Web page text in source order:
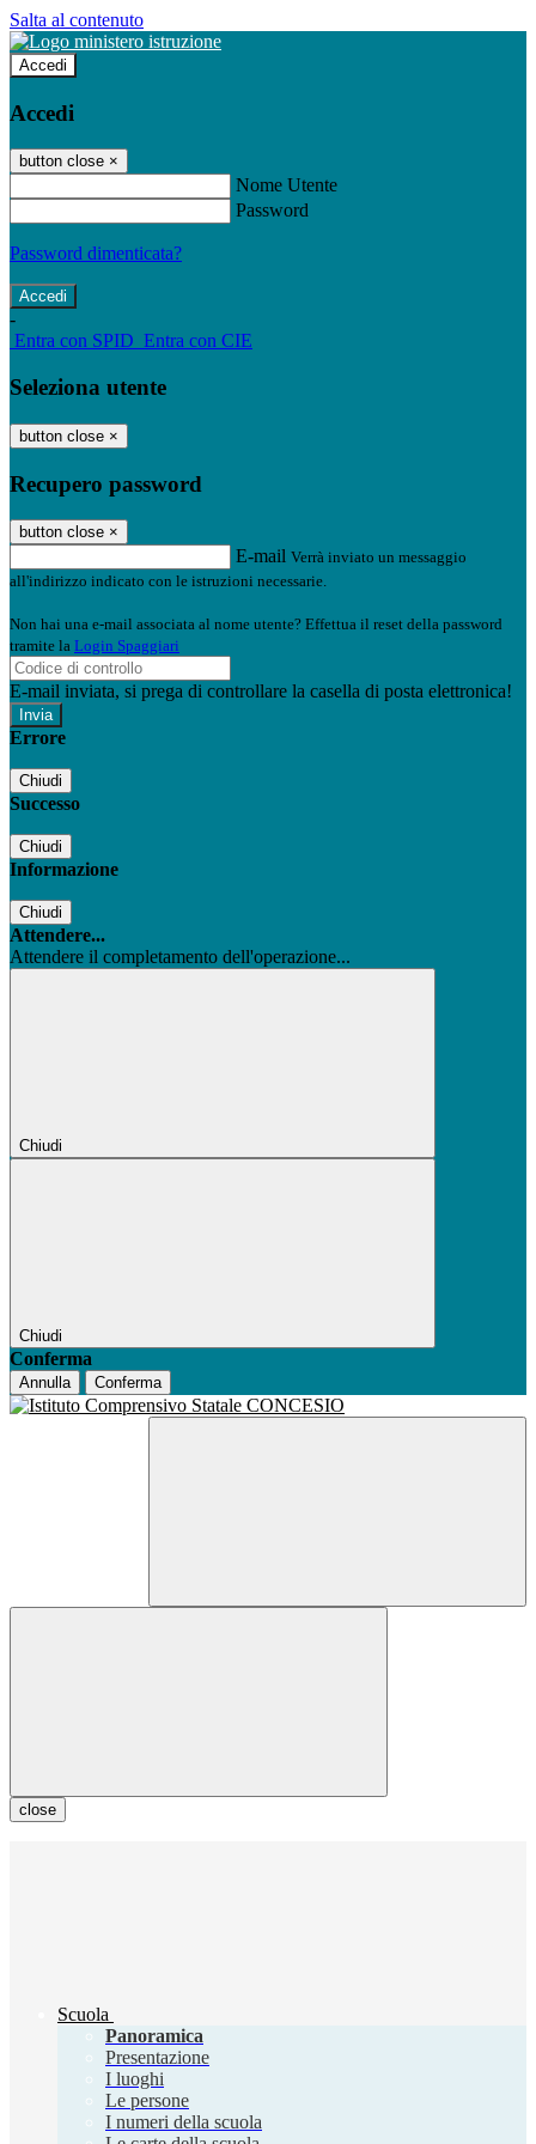
Salta al contenuto
Accedi
Accedi
button close ×
Nome Utente
Password
Password dimenticata?
-
Entra con SPID Entra con CIE
Seleziona utente
button close ×
Recupero password
button close ×
E-mail Verrà inviato un messaggio
all'indirizzo indicato con le istruzioni necessarie.
Non hai una e-mail associata al nome utente? Effettua il reset della password
tramite la Login Spaggiari
E-mail inviata, si prega di controllare la casella di posta elettronica!
Errore
Chiudi
Successo
Chiudi
Informazione
Chiudi
Attendere...
Attendere il completamento dell'operazione...
Chiudi
Chiudi
Conferma
Annulla Conferma
close
Scuola
Panoramica
Presentazione
I luoghi
Le persone
I numeri della scuola